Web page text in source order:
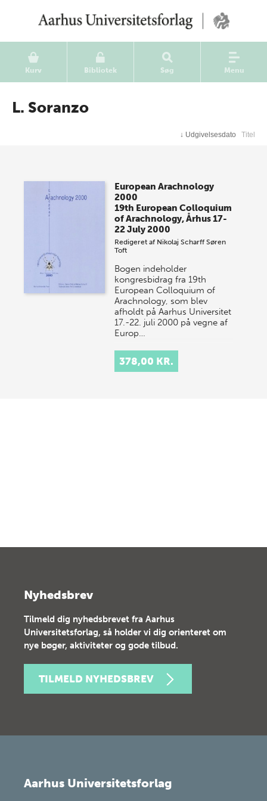
Kurv Bibliotek Søg Menu
L. Soranzo
↓ Udgivelsesdato Titel
European Arachnology
2000
19th European Colloquium
of Arachnology, Århus 17-
22 July 2000
Redigeret af Nikolaj Scharff Søren
Toft
Bogen indeholder
kongresbidrag fra 19th
European Colloquium of
Arachnology, som blev
afholdt på Aarhus Universitet
17.-22. juli 2000 på vegne af
Europ…
378,00 KR.
Nyhedsbrev
Tilmeld dig nyhedsbrevet fra Aarhus
Universitetsforlag, så holder vi dig orienteret om
nye bøger, aktiviteter og gode tilbud.
TILMELD NYHEDSBREV
Aarhus Universitetsforlag